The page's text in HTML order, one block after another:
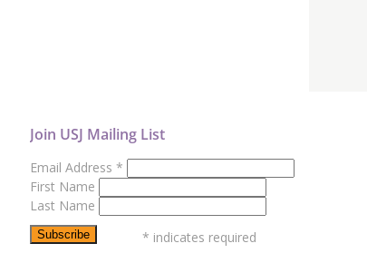
Join USJ Mailing List
Email Address *
First Name
Last Name
* indicates required